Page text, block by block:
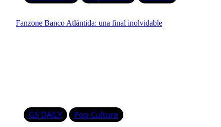
Fanzone Banco Atlántida: una final inolvidable
GS DAILY Pop Culture